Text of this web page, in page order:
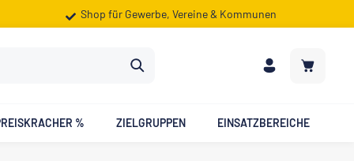
Shop für Gewerbe, Vereine & Kommunen
% ZIELGRUPPEN EINSATZBEREICHE